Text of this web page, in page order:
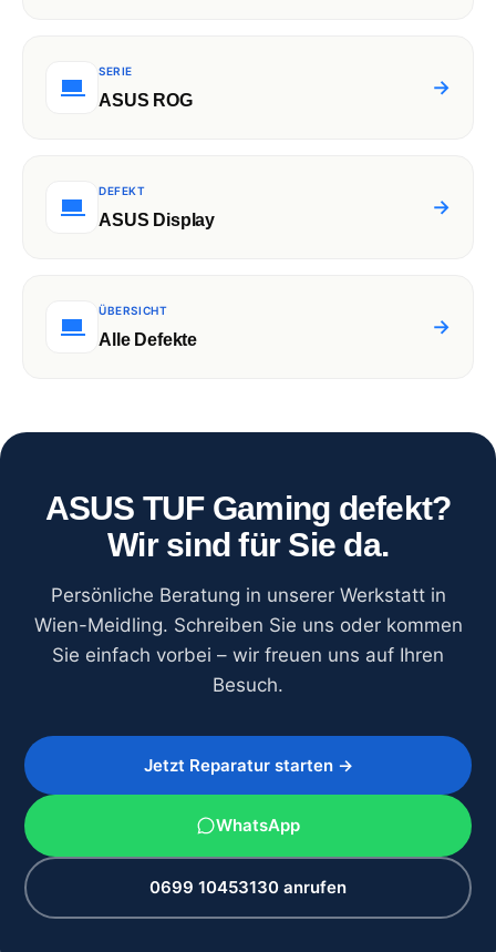
SERIE
ASUS ROG
→
DEFEKT
ASUS Display
→
ÜBERSICHT
Alle Defekte
→
ASUS TUF Gaming defekt?
Wir sind für Sie da.
Persönliche Beratung in unserer Werkstatt in
Wien-Meidling. Schreiben Sie uns oder kommen
Sie einfach vorbei – wir freuen uns auf Ihren
Besuch.
Jetzt Reparatur starten →
WhatsApp
0699 10453130 anrufen